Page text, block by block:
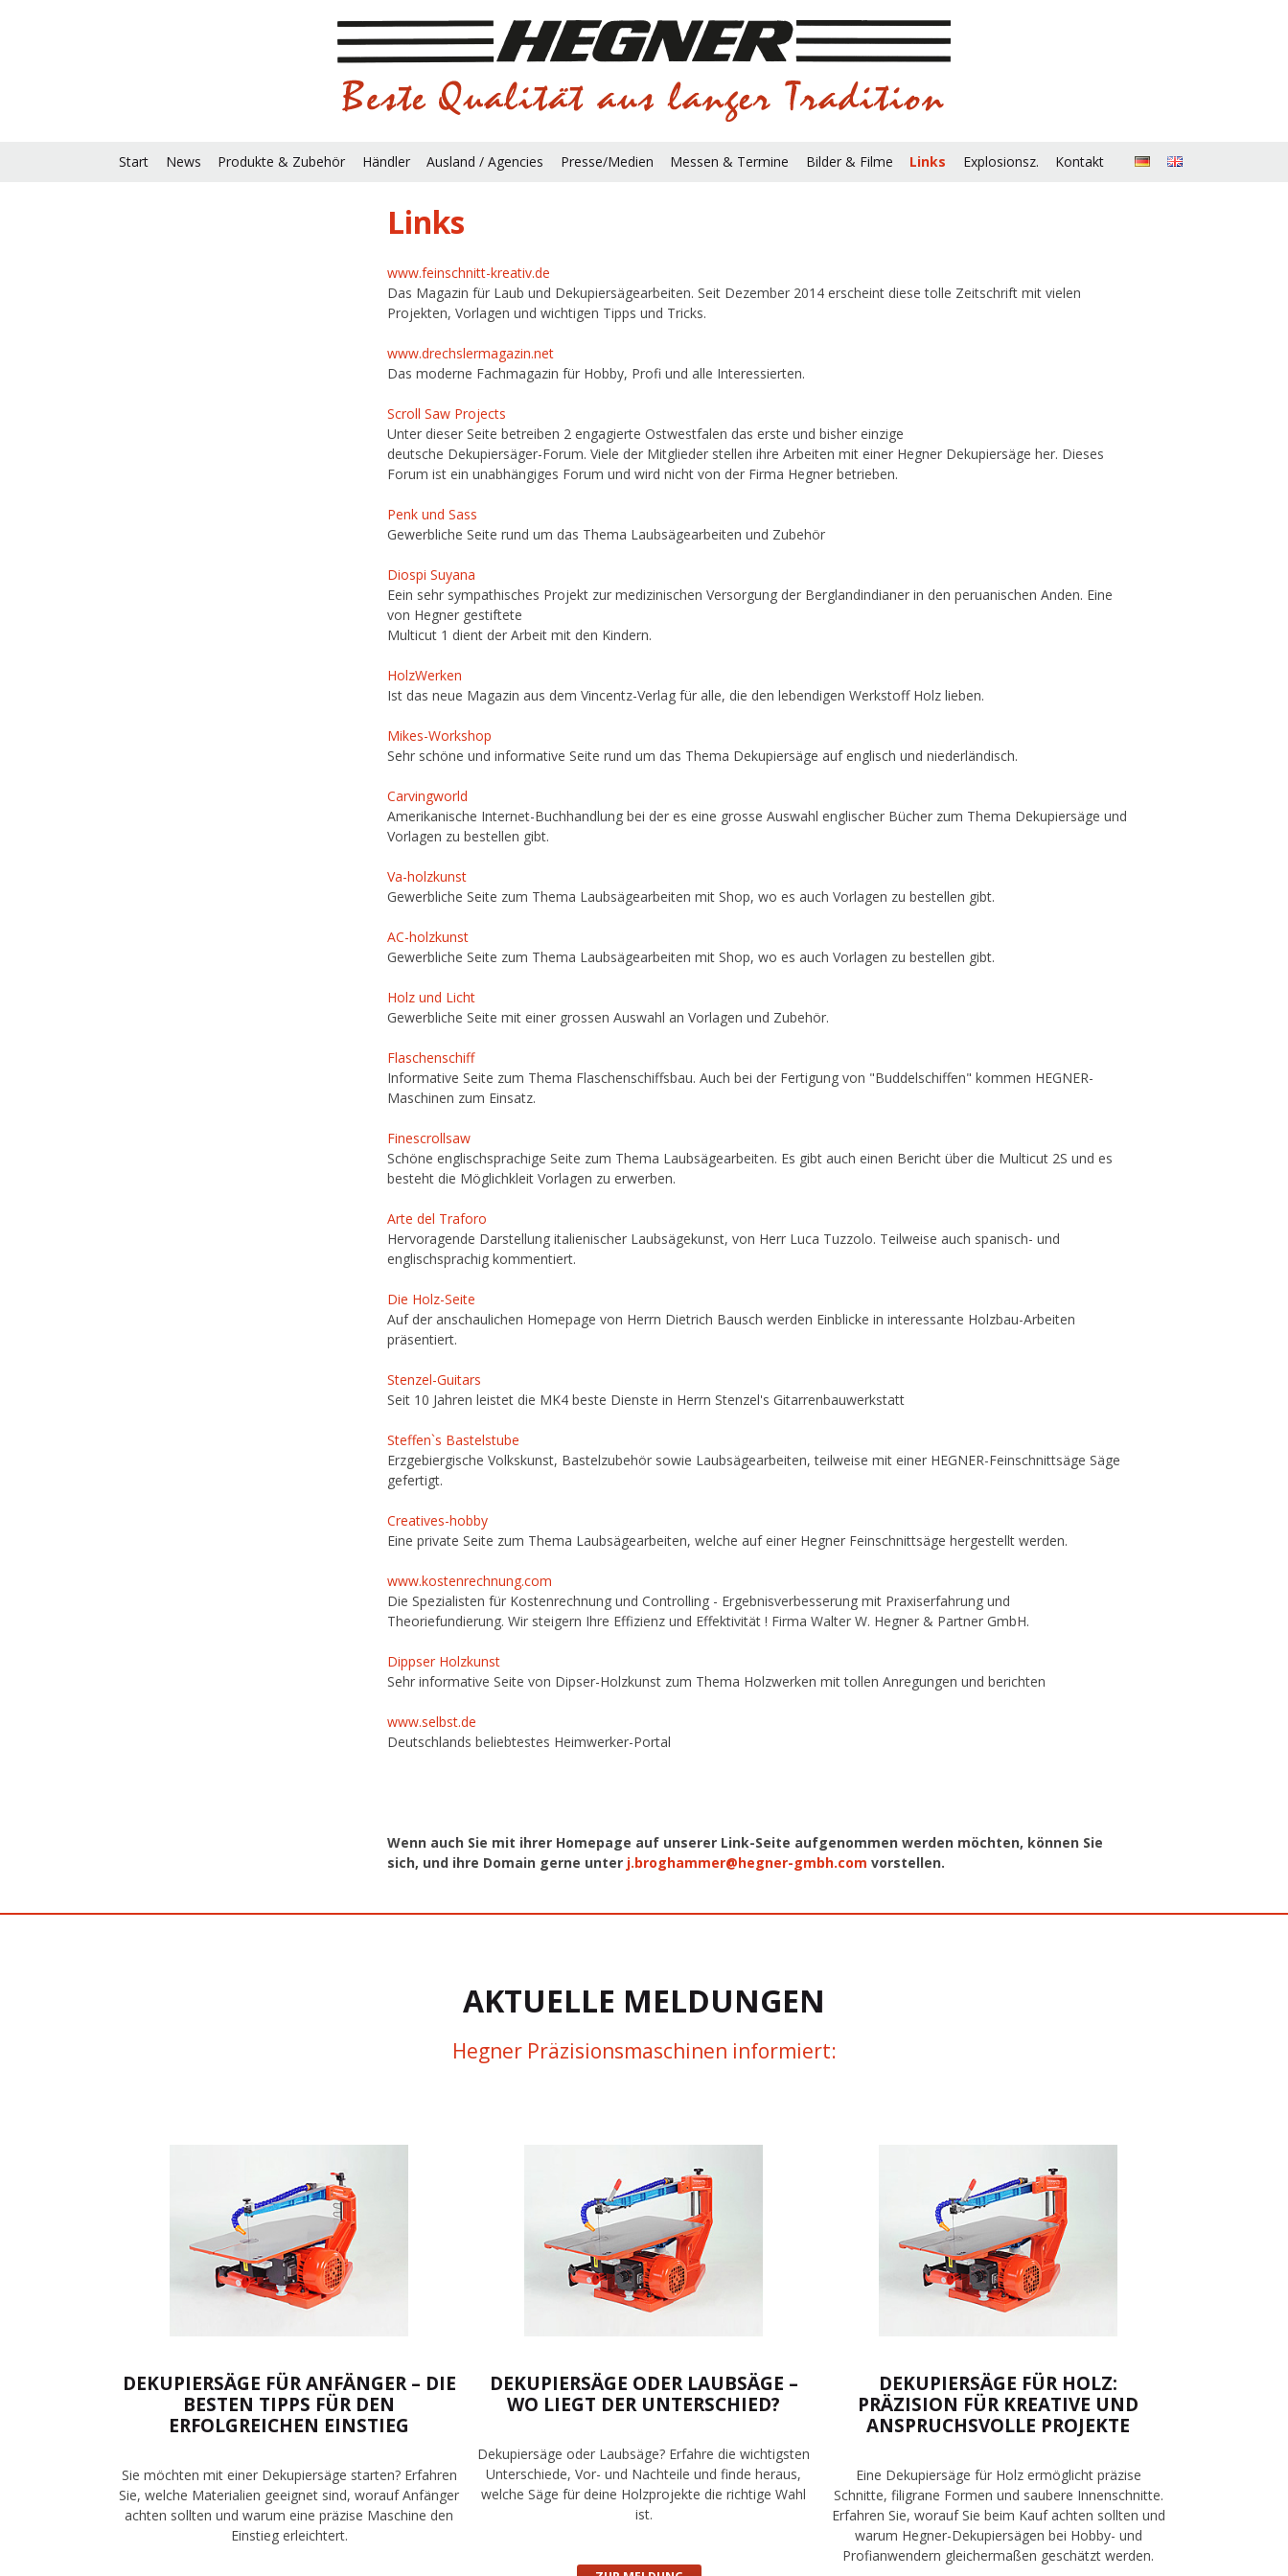
Start News Produkte & Zubehör Händler Ausland / Agencies Presse/Medien Messen & Termine Bilder & Filme Links Explosionsz. Kontakt
Links
www.feinschnitt-kreativ.de
Das Magazin für Laub und Dekupiersägearbeiten. Seit Dezember 2014 erscheint diese tolle Zeitschrift mit vielen
Projekten, Vorlagen und wichtigen Tipps und Tricks.
www.drechslermagazin.net
Das moderne Fachmagazin für Hobby, Profi und alle Interessierten.
Scroll Saw Projects
Unter dieser Seite betreiben 2 engagierte Ostwestfalen das erste und bisher einzige
deutsche Dekupiersäger-Forum. Viele der Mitglieder stellen ihre Arbeiten mit einer Hegner Dekupiersäge her. Dieses
Forum ist ein unabhängiges Forum und wird nicht von der Firma Hegner betrieben.
Penk und Sass
Gewerbliche Seite rund um das Thema Laubsägearbeiten und Zubehör
Diospi Suyana
Eein sehr sympathisches Projekt zur medizinischen Versorgung der Berglandindianer in den peruanischen Anden. Eine
von Hegner gestiftete
Multicut 1 dient der Arbeit mit den Kindern.
HolzWerken
Ist das neue Magazin aus dem Vincentz-Verlag für alle, die den lebendigen Werkstoff Holz lieben.
Mikes-Workshop
Sehr schöne und informative Seite rund um das Thema Dekupiersäge auf englisch und niederländisch.
Carvingworld
Amerikanische Internet-Buchhandlung bei der es eine grosse Auswahl englischer Bücher zum Thema Dekupiersäge und
Vorlagen zu bestellen gibt.
Va-holzkunst
Gewerbliche Seite zum Thema Laubsägearbeiten mit Shop, wo es auch Vorlagen zu bestellen gibt.
AC-holzkunst
Gewerbliche Seite zum Thema Laubsägearbeiten mit Shop, wo es auch Vorlagen zu bestellen gibt.
Holz und Licht
Gewerbliche Seite mit einer grossen Auswahl an Vorlagen und Zubehör.
Flaschenschiff
Informative Seite zum Thema Flaschenschiffsbau. Auch bei der Fertigung von "Buddelschiffen" kommen HEGNER-
Maschinen zum Einsatz.
Finescrollsaw
Schöne englischsprachige Seite zum Thema Laubsägearbeiten. Es gibt auch einen Bericht über die Multicut 2S und es
besteht die Möglichkleit Vorlagen zu erwerben.
Arte del Traforo
Hervoragende Darstellung italienischer Laubsägekunst, von Herr Luca Tuzzolo. Teilweise auch spanisch- und
englischsprachig kommentiert.
Die Holz-Seite
Auf der anschaulichen Homepage von Herrn Dietrich Bausch werden Einblicke in interessante Holzbau-Arbeiten
präsentiert.
Stenzel-Guitars
Seit 10 Jahren leistet die MK4 beste Dienste in Herrn Stenzel's Gitarrenbauwerkstatt
Steffen`s Bastelstube
Erzgebiergische Volkskunst, Bastelzubehör sowie Laubsägearbeiten, teilweise mit einer HEGNER-Feinschnittsäge Säge
gefertigt.
Creatives-hobby
Eine private Seite zum Thema Laubsägearbeiten, welche auf einer Hegner Feinschnittsäge hergestellt werden.
www.kostenrechnung.com
Die Spezialisten für Kostenrechnung und Controlling - Ergebnisverbesserung mit Praxiserfahrung und
Theoriefundierung. Wir steigern Ihre Effizienz und Effektivität ! Firma Walter W. Hegner & Partner GmbH.
Dippser Holzkunst
Sehr informative Seite von Dipser-Holzkunst zum Thema Holzwerken mit tollen Anregungen und berichten
www.selbst.de
Deutschlands beliebtestes Heimwerker-Portal
Wenn auch Sie mit ihrer Homepage auf unserer Link-Seite aufgenommen werden möchten, können Sie
sich, und ihre Domain gerne unter j.broghammer@hegner-gmbh.com vorstellen.
AKTUELLE MELDUNGEN
Hegner Präzisionsmaschinen informiert:
DEKUPIERSÄGE FÜR ANFÄNGER – DIE
BESTEN TIPPS FÜR DEN
ERFOLGREICHEN EINSTIEG
Sie möchten mit einer Dekupiersäge starten? Erfahren
Sie, welche Materialien geeignet sind, worauf Anfänger
achten sollten und warum eine präzise Maschine den
Einstieg erleichtert.
DEKUPIERSÄGE ODER LAUBSÄGE –
WO LIEGT DER UNTERSCHIED?
Dekupiersäge oder Laubsäge? Erfahre die wichtigsten
Unterschiede, Vor- und Nachteile und finde heraus,
welche Säge für deine Holzprojekte die richtige Wahl
ist.
DEKUPIERSÄGE FÜR HOLZ:
PRÄZISION FÜR KREATIVE UND
ANSPRUCHSVOLLE PROJEKTE
Eine Dekupiersäge für Holz ermöglicht präzise
Schnitte, filigrane Formen und saubere Innenschnitte.
Erfahren Sie, worauf Sie beim Kauf achten sollten und
warum Hegner-Dekupiersägen bei Hobby- und
Profianwendern gleichermaßen geschätzt werden.